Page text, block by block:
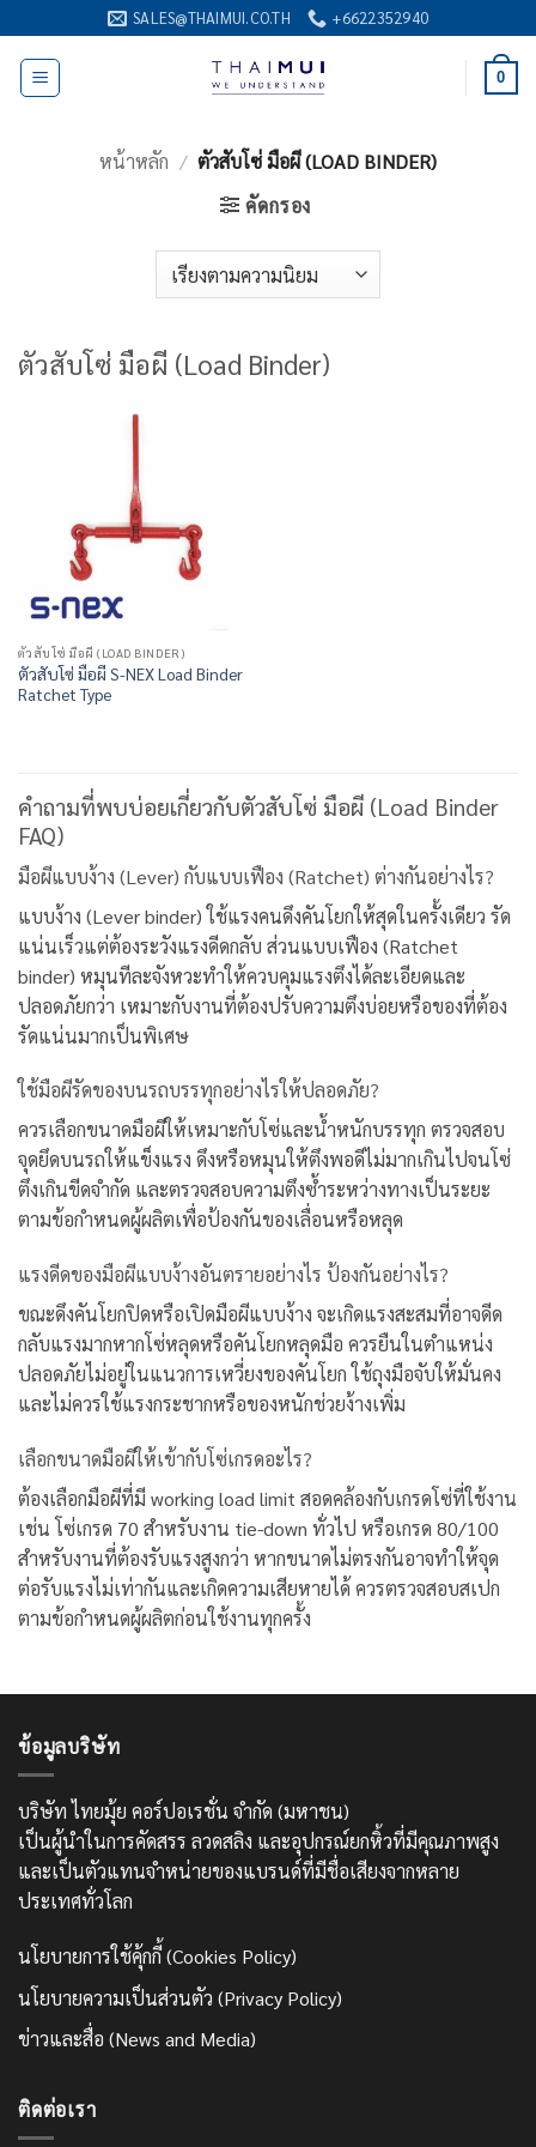
ไป
เนื้อหา
SALES@THAIMUI.CO.TH +6622352940
0
หน้าหลัก / ตัวสับโซ่ มือผี (LOAD BINDER)
คัดกรอง
ตัวสับโซ่ มือผี (Load Binder)
ตัวสับโซ่ มือผี (LOAD BINDER)
ตัวสับโซ่ มือผี S-NEX Load Binder
Ratchet Type
คำถามที่พบบ่อยเกี่ยวกับตัวสับโซ่ มือผี (Load Binder
FAQ)
มือผีแบบง้าง (Lever) กับแบบเฟือง (Ratchet) ต่างกันอย่างไร?
แบบง้าง (Lever binder) ใช้แรงคนดึงคันโยกให้สุดในครั้งเดียว รัด
แน่นเร็วแต่ต้องระวังแรงดีดกลับ ส่วนแบบเฟือง (Ratchet
binder) หมุนทีละจังหวะทำให้ควบคุมแรงตึงได้ละเอียดและ
ปลอดภัยกว่า เหมาะกับงานที่ต้องปรับความตึงบ่อยหรือของที่ต้อง
รัดแน่นมากเป็นพิเศษ
ใช้มือผีรัดของบนรถบรรทุกอย่างไรให้ปลอดภัย?
ควรเลือกขนาดมือผีให้เหมาะกับโซ่และน้ำหนักบรรทุก ตรวจสอบ
จุดยึดบนรถให้แข็งแรง ดึงหรือหมุนให้ตึงพอดีไม่มากเกินไปจนโซ่
ตึงเกินขีดจำกัด และตรวจสอบความตึงซ้ำระหว่างทางเป็นระยะ
ตามข้อกำหนดผู้ผลิตเพื่อป้องกันของเลื่อนหรือหลุด
แรงดีดของมือผีแบบง้างอันตรายอย่างไร ป้องกันอย่างไร?
ขณะดึงคันโยกปิดหรือเปิดมือผีแบบง้าง จะเกิดแรงสะสมที่อาจดีด
กลับแรงมากหากโซ่หลุดหรือคันโยกหลุดมือ ควรยืนในตำแหน่ง
ปลอดภัยไม่อยู่ในแนวการเหวี่ยงของคันโยก ใช้ถุงมือจับให้มั่นคง
และไม่ควรใช้แรงกระชากหรือของหนักช่วยง้างเพิ่ม
เลือกขนาดมือผีให้เข้ากับโซ่เกรดอะไร?
ต้องเลือกมือผีที่มี working load limit สอดคล้องกับเกรดโซ่ที่ใช้งาน
เช่น โซ่เกรด 70 สำหรับงาน tie-down ทั่วไป หรือเกรด 80/100
สำหรับงานที่ต้องรับแรงสูงกว่า หากขนาดไม่ตรงกันอาจทำให้จุด
ต่อรับแรงไม่เท่ากันและเกิดความเสียหายได้ ควรตรวจสอบสเปก
ตามข้อกำหนดผู้ผลิตก่อนใช้งานทุกครั้ง
ข้อมูลบริษัท
บริษัท ไทยมุ้ย คอร์ปอเรชั่น จำกัด (มหาชน)
เป็นผู้นำในการคัดสรร ลวดสลิง และอุปกรณ์ยกหิ้วที่มีคุณภาพสูง
และเป็นตัวแทนจำหน่ายของแบรนด์ที่มีชื่อเสียงจากหลาย
ประเทศทั่วโลก
นโยบายการใช้คุ้กกี้ (Cookies Policy)
นโยบายความเป็นส่วนตัว (Privacy Policy)
ข่าวและสื่อ (News and Media)
ติดต่อเรา